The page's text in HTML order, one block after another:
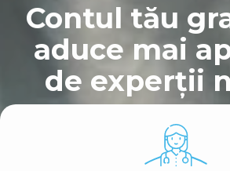
Contul tău
aduce mai
de experții